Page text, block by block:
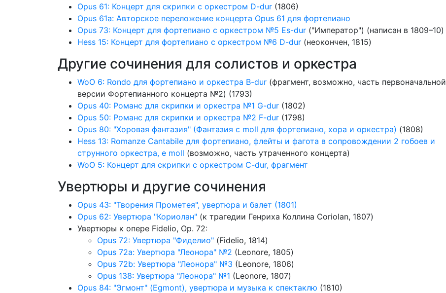
Opus 61: Концерт для скрипки с оркестром D-dur (1806)
Opus 61a: Авторское переложение концерта Opus 61 для фортепиано
Opus 73: Концерт для фортепиано с оркестром №5 Es-dur ("Император") (написан в 1809–10)
Hess 15: Концерт для фортепиано с оркестром №6 D-dur (неокончен, 1815)
Другие сочинения для солистов и оркестра
WoO 6: Rondo для фортепиано и оркестра B-dur (фрагмент, возможно, часть первоначальной
версии Фортепианного концерта №2) (1793)
Opus 40: Романс для скрипки и оркестра №1 G-dur (1802)
Opus 50: Романс для скрипки и оркестра №2 F-dur (1798)
Opus 80: "Хоровая фантазия" (Фантазия c moll для фортепиано, хора и оркестра) (1808)
Hess 13: Romanze Cantabile для фортепиано, флейты и фагота в сопровождении 2 гобоев и
струнного оркестра, e moll (возможно, часть утраченного концерта)
WoO 5: Концерт для скрипки с оркестром C-dur, фрагмент
Увертюры и другие сочинения
Opus 43: "Творения Прометея", увертюра и балет (1801)
Opus 62: Увертюра "Кориолан" (к трагедии Генриха Коллина Coriolan, 1807)
Увертюры к опере Fidelio, Op. 72:
Opus 72: Увертюра "Фиделио" (Fidelio, 1814)
Opus 72a: Увертюра "Леонора" №2 (Leonore, 1805)
Opus 72b: Увертюра "Леонора" №3 (Leonore, 1806)
Opus 138: Увертюра "Леонора" №1 (Leonore, 1807)
Opus 84: "Эгмонт" (Egmont), увертюра и музыка к спектаклю (1810)